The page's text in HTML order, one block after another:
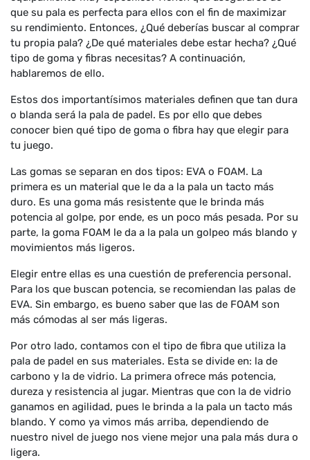
que su pala es perfecta para ellos con el fin de maximizar
su rendimiento. Entonces, ¿Qué deberías buscar al comprar
tu propia pala? ¿De qué materiales debe estar hecha? ¿Qué
tipo de goma y fibras necesitas? A continuación,
hablaremos de ello.
Estos dos importantísimos materiales definen que tan dura
o blanda será la pala de padel. Es por ello que debes
conocer bien qué tipo de goma o fibra hay que elegir para
tu juego.
Las gomas se separan en dos tipos: EVA o FOAM. La
primera es un material que le da a la pala un tacto más
duro. Es una goma más resistente que le brinda más
potencia al golpe, por ende, es un poco más pesada. Por su
parte, la goma FOAM le da a la pala un golpeo más blando y
movimientos más ligeros.
Elegir entre ellas es una cuestión de preferencia personal.
Para los que buscan potencia, se recomiendan las palas de
EVA. Sin embargo, es bueno saber que las de FOAM son
más cómodas al ser más ligeras.
Por otro lado, contamos con el tipo de fibra que utiliza la
pala de padel en sus materiales. Esta se divide en: la de
carbono y la de vidrio. La primera ofrece más potencia,
dureza y resistencia al jugar. Mientras que con la de vidrio
ganamos en agilidad, pues le brinda a la pala un tacto más
blando. Y como ya vimos más arriba, dependiendo de
nuestro nivel de juego nos viene mejor una pala más dura o
ligera.